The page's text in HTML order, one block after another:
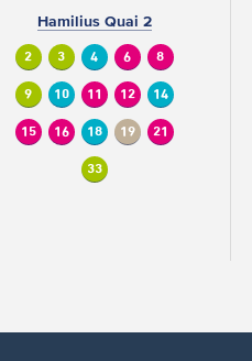
Hamilius Quai 2
2 3 4 6 8
9 10 11 12 14
15 16 18 19 21
33